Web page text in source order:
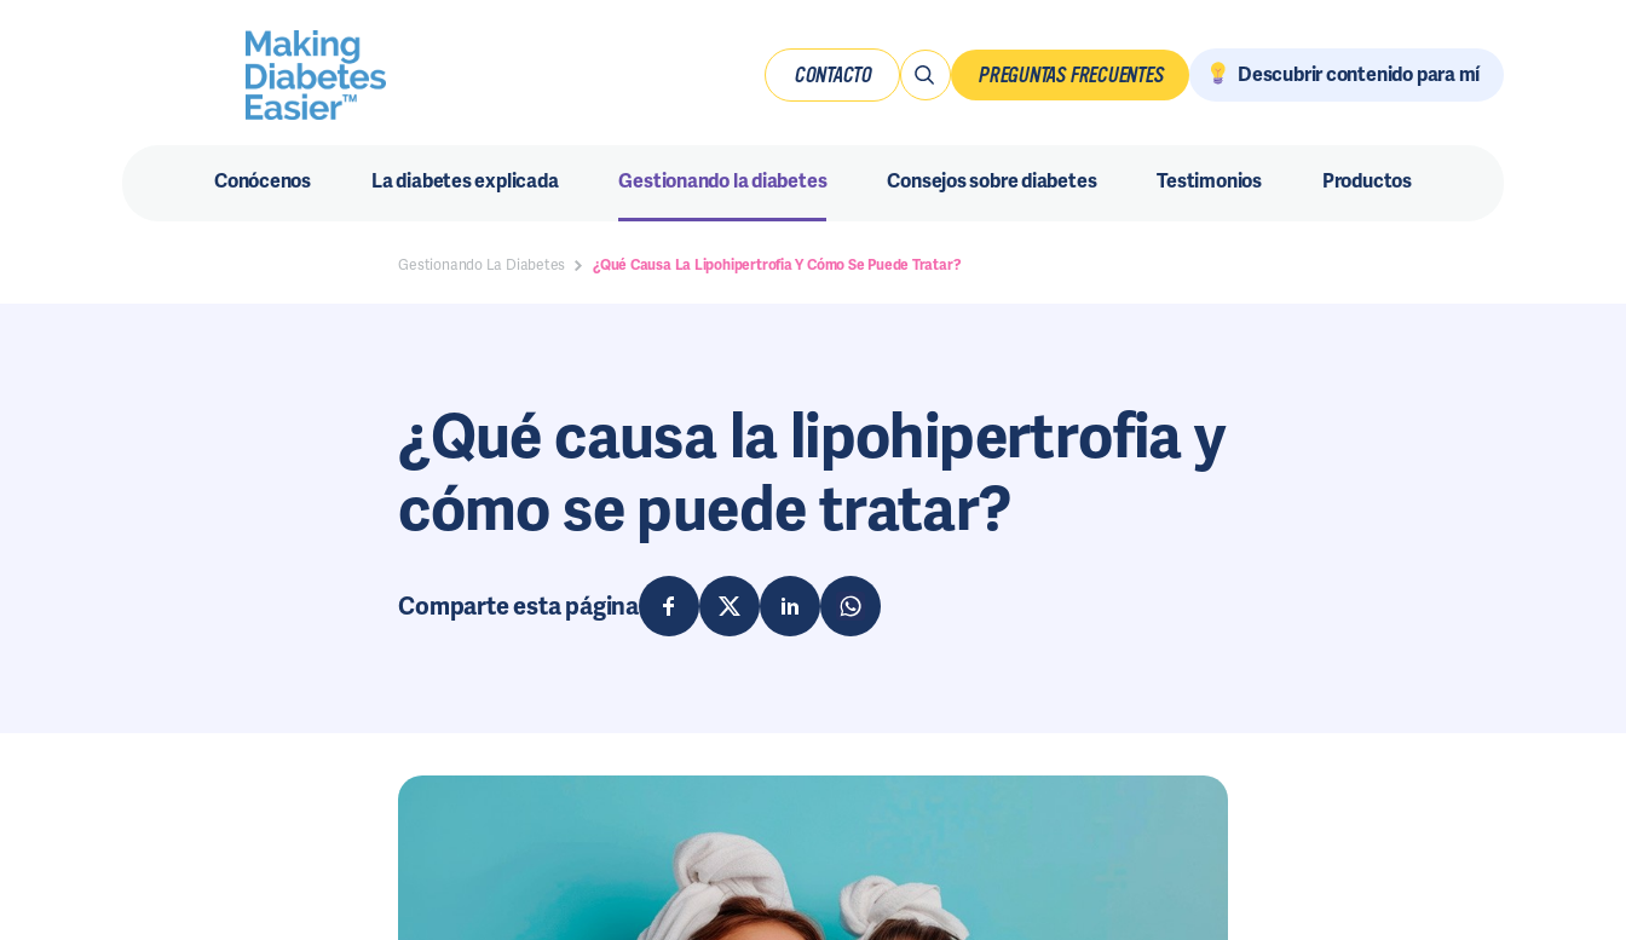
CONTACTO PREGUNTAS FRECUENTES Descubrir contenido para mí
Conócenos La diabetes explicada Gestionando la diabetes Consejos sobre diabetes Testimonios Productos
Gestionando La Diabetes ¿Qué Causa La Lipohipertrofia Y Cómo Se Puede Tratar?
¿Qué causa la lipohipertrofia y
cómo se puede tratar?
Comparte esta página